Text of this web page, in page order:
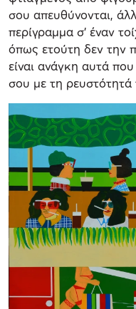
σου απευθύνονται,
περίγραμμα σ’ έναν
όπως ετούτη δεν την
είναι ανάγκη αυτά που
σου με τη ρευστότητά